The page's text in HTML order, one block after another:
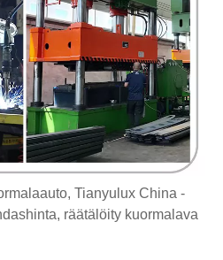
Tianyulux China -
räätälöity kuormalava